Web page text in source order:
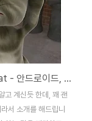
환을 하는것인데, 아
원본사진입니다.
진입니다. 폴라로이
. 물고기눈으로 변환
(ToyCam), 폴라로이
특한 느낌이고, 마
네요... Fisheye는 아
즈와 비슷한 기능인
Talking Tom Cat - 안드로이드, 아이폰 심심풀이용 재미있는 프로그램
고 계신듯 한데, 꽤 괜
서 소개를 해드립니